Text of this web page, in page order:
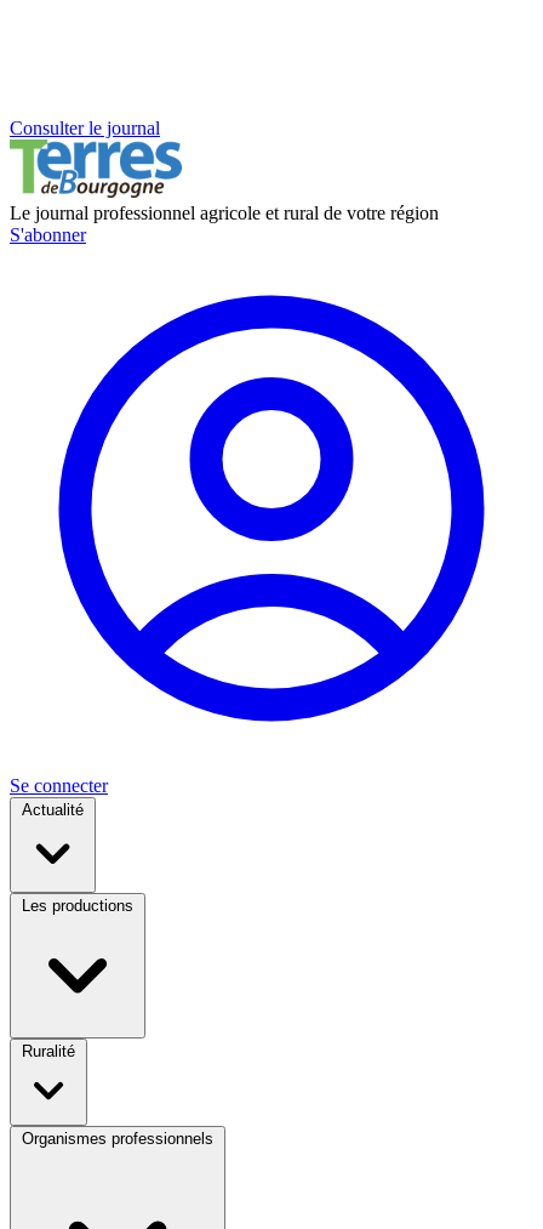
Consulter le journal
Le journal professionnel agricole et rural de votre région
S'abonner
Se connecter
Actualité
Les productions
Ruralité
Organismes professionnels